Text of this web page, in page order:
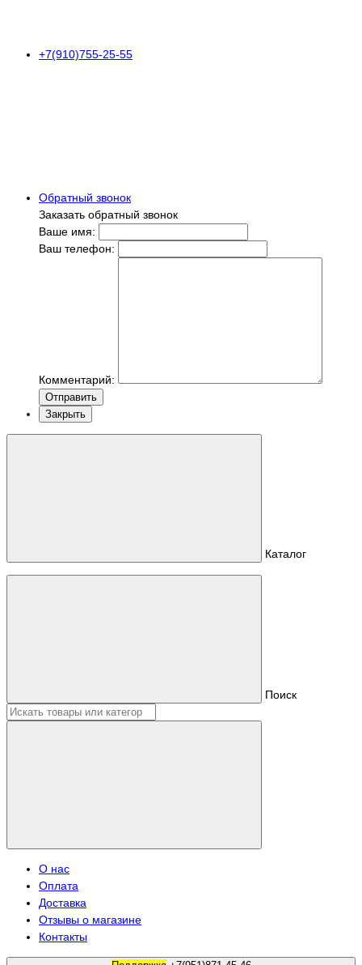
+7(910)755-25-55
Обратный звонок
Заказать обратный звонок
Ваше имя:
Ваш телефон:
Комментарий:
Отправить
Закрыть
Каталог
Поиск
О нас
Оплата
Доставка
Отзывы о магазине
Контакты